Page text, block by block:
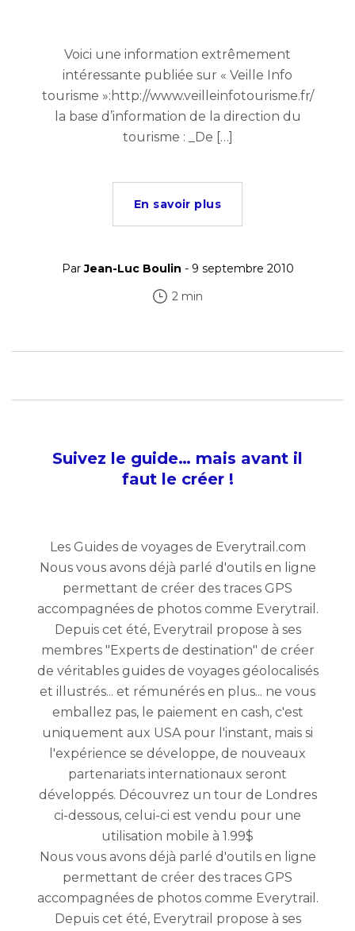
Voici une information extrêmement
intéressante publiée sur « Veille Info
tourisme »:http://www.veilleinfotourisme.fr/
la base d’information de la direction du
tourisme : _De […]
En savoir plus
ParJean-Luc Boulin - 9 septembre 2010
2 min
Suivez le guide… mais avant il
faut le créer !
Les Guides de voyages de Everytrail.com
Nous vous avons déjà parlé d'outils en ligne
permettant de créer des traces GPS
accompagnées de photos comme Everytrail.
Depuis cet été, Everytrail propose à ses
membres "Experts de destination" de créer
de véritables guides de voyages géolocalisés
et illustrés... et rémunérés en plus... ne vous
emballez pas, le paiement en cash, c'est
uniquement aux USA pour l'instant, mais si
l'expérience se développe, de nouveaux
partenariats internationaux seront
développés. Découvrez un tour de Londres
ci-dessous, celui-ci est vendu pour une
utilisation mobile à 1.99$
Nous vous avons déjà parlé d'outils en ligne
permettant de créer des traces GPS
accompagnées de photos comme Everytrail.
Depuis cet été, Everytrail propose à ses